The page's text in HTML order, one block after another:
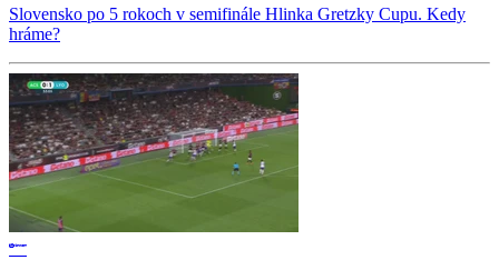
Slovensko po 5 rokoch v semifinále Hlinka Gretzky Cupu. Kedy
hráme?